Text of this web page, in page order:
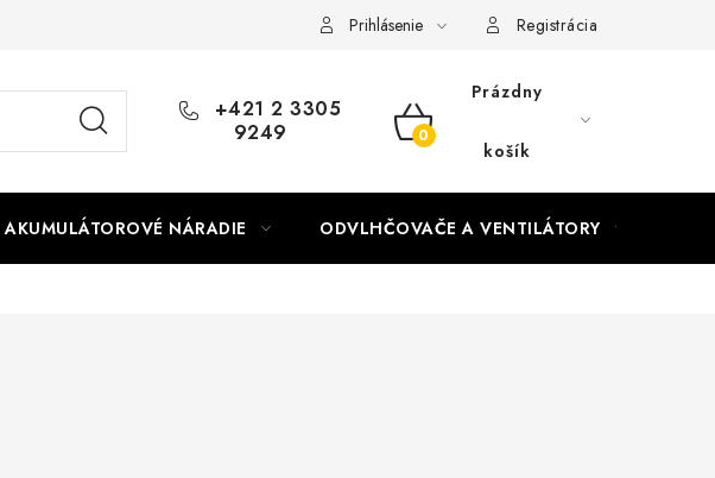
Prihlásenie Registrácia
+421 2 3305
9249
NÁKUPNÝ
Prázdny
košík
AKUMULÁTOROVÉ NÁRADIE ODVLHČOVAČE A VENTILÁTORY